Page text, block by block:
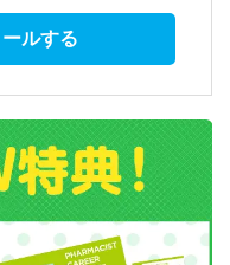
ルする